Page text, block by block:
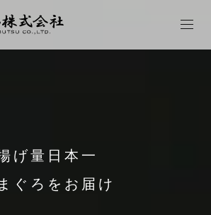
げ量日本一
ぐろをお届け